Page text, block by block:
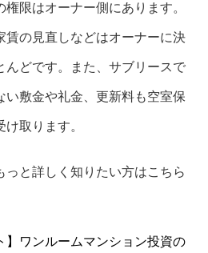
限はオーナー側にあります。
賃の見直しなどはオーナーに決
んどです。また、サブリースで
い敷金や礼金、更新料も空室保
取ります。
っと詳しく知りたい方はこちら
】ワンルームマンション投資の